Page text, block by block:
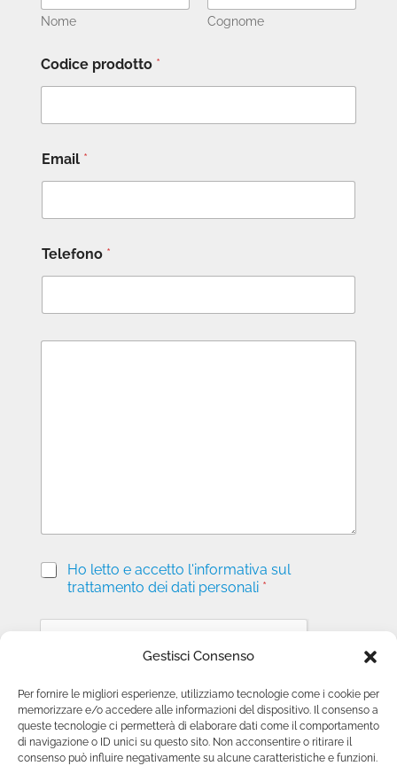
Gestisci Consenso
Per fornire le migliori esperienze, utilizziamo tecnologie come i cookie per
memorizzare e/o accedere alle informazioni del dispositivo. Il consenso a
queste tecnologie ci permetterà di elaborare dati come il comportamento
di navigazione o ID unici su questo sito. Non acconsentire o ritirare il
consenso può influire negativamente su alcune caratteristiche e funzioni.
Nome Cognome
Codice prodotto *
Email *
Telefono *
M
P
v
a
*
Ho letto e accetto l'informativa sul
trattamento dei dati personali *
Invia richiesta